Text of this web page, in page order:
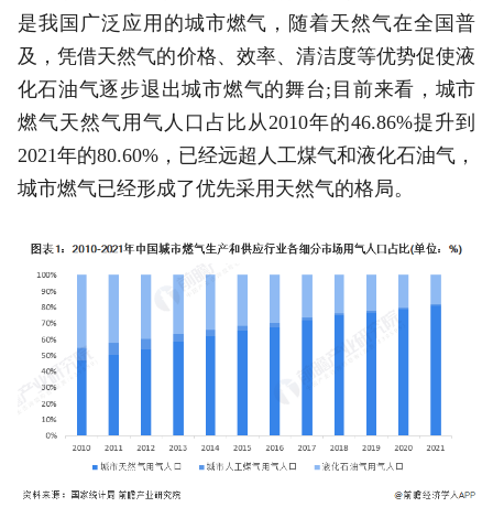
是我国广泛应用的城市燃气，随着天然气在全国普
及，凭借天然气的价格、效率、清洁度等优势促使液
化石油气逐步退出城市燃气的舞台;目前来看，城市
燃气天然气用气人口占比从2010年的46.86%提升到
2021年的80.60%，已经远超人工煤气和液化石油气，
城市燃气已经形成了优先采用天然气的格局。